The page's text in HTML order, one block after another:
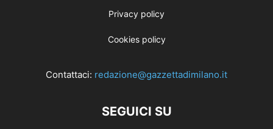
Privacy policy
Cookies policy
Contattaci: redazione@gazzettadimilano.it
SEGUICI SU